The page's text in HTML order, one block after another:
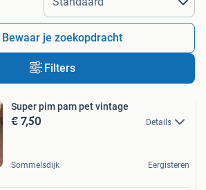
Bewaar je zoekopdracht
Filters
Super pim pam pet vintage
€ 7,50 Details
Sommelsdijk Eergisteren